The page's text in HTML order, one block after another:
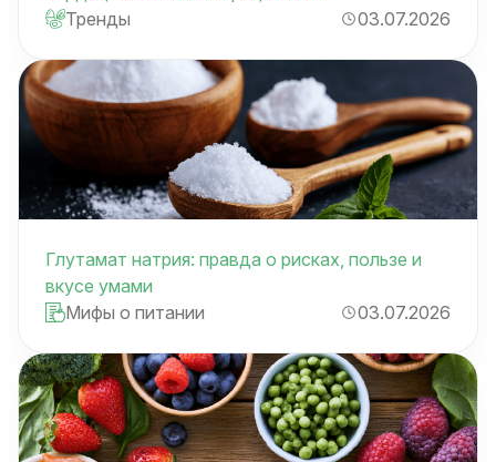
Тренды
03.07.2026
Глутамат натрия: правда о рисках, пользе и
вкусе умами
Мифы о питании
03.07.2026